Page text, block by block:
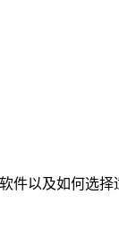
件以及如何选